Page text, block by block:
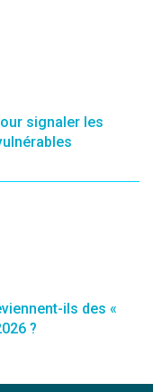
signaler les
ils des «
?